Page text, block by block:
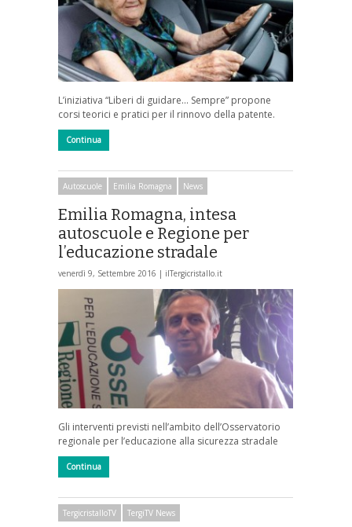
L’iniziativa “Liberi di guidare… Sempre” propone
corsi teorici e pratici per il rinnovo della patente.
Continua
Autoscuole Emilia Romagna News
Emilia Romagna, intesa
autoscuole e Regione per
l’educazione stradale
venerdì 9, Settembre 2016 | ilTergicristallo.it
Gli interventi previsti nell’ambito dell’Osservatorio
regionale per l’educazione alla sicurezza stradale
Continua
TergicristalloTV TergiTV News